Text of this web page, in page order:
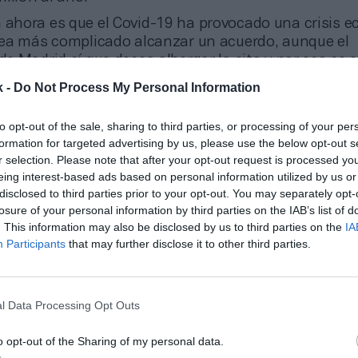
- Do Not Process My Personal Information
opt-out of the sale, sharing to third parties, or processing of your
for targeted advertising by us, please use the below opt-out
selection. Please note that after your opt-out request is processed
interest-based ads based on personal information utilized by us
to third parties prior to your opt-out. You may separately
of your personal information by third parties on the IAB’s list of
This information may also be disclosed by us to third parties on the
Participants that may further disclose it to other third parties.
Data Processing Opt Outs
opt-out of the Sharing of my personal data.
ahora es que el Covid-19 ha provocado una crisis
más complicado alcanzar un acuerdo, aunque el
Madrid sí que desea albergar la cita y por eso se
fuentes cercanas a las negociaciones, que
que existe entre el consistorio y la división de
abonado a la gestora, con la que se
y un total de 24 millones de euros.
la Copa Davis a
a cambio de 24 millones
entrevista a este diario
que también existe
y eso hace que todo sea más sencillo en el